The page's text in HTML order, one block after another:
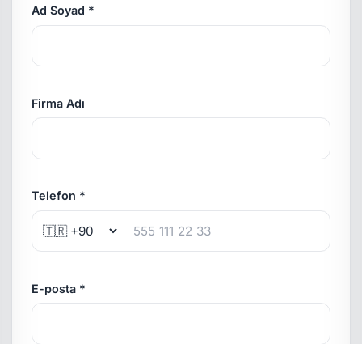
Ad Soyad *
Firma Adı
Telefon *
E-posta *